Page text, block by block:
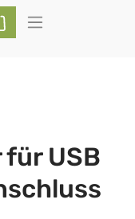
auf dem
Warenkorb enthält 0
USB